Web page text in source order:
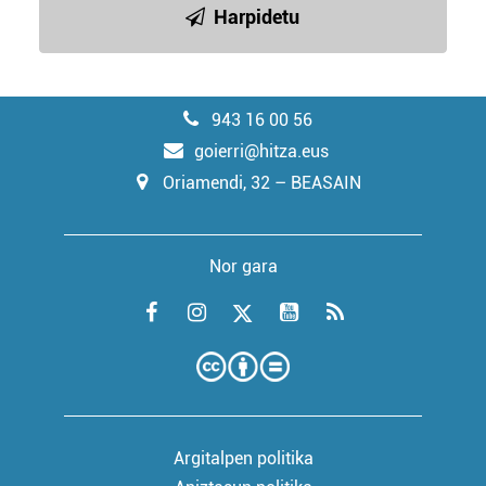
Harpidetu
943 16 00 56
goierri@hitza.eus
Oriamendi, 32 – BEASAIN
Nor gara
Argitalpen politika